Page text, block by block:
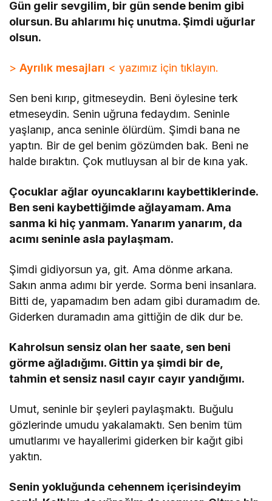
Gün gelir sevgilim, bir gün sende benim gibi
olursun. Bu ahlarımı hiç unutma. Şimdi uğurlar
olsun.
>Ayrılık mesajları < yazımız için tıklayın.
Sen beni kırıp, gitmeseydin. Beni öylesine terk
etmeseydin. Senin uğruna fedaydım. Seninle
yaşlanıp, anca seninle ölürdüm. Şimdi bana ne
yaptın. Bir de gel benim gözümden bak. Beni ne
halde bıraktın. Çok mutluysan al bir de kına yak.
Çocuklar ağlar oyuncaklarını kaybettiklerinde.
Ben seni kaybettiğimde ağlayamam. Ama
sanma ki hiç yanmam. Yanarım yanarım, da
acımı seninle asla paylaşmam.
Şimdi gidiyorsun ya, git. Ama dönme arkana.
Sakın anma adımı bir yerde. Sorma beni insanlara.
Bitti de, yapamadım ben adam gibi duramadım de.
Giderken duramadın ama gittiğin de dik dur be.
Kahrolsun sensiz olan her saate, sen beni
görme ağladığımı. Gittin ya şimdi bir de,
tahmin et sensiz nasıl cayır cayır yandığımı.
Umut, seninle bir şeyleri paylaşmaktı. Buğulu
gözlerinde umudu yakalamaktı. Sen benim tüm
umutlarımı ve hayallerimi giderken bir kağıt gibi
yaktın.
Senin yokluğunda cehennem içerisindeyim